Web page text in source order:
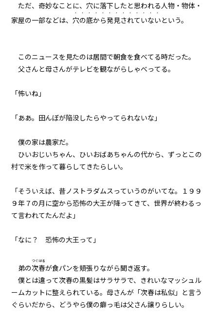
007
Re：Re：７月１９日
夏摩防衛隊
010
011
武器とウサギと大阪弁
012
練習は裏切らないが闇雲な練習は
013
014
７月３１日：商店街
015
ただ、奇妙なことに、穴に落下したと思われる人物・物体・
家屋の一部などは、 穴の底から
・・・・・
発見されていない
・・・・・・・・
という。
このニュースを見たのは居間で朝食を食べてる時だった。
父さんと母さんがテレビを観ながらしゃべってる。
「怖いね」
「ああ。田んぼが陥没したらやってられないな」
僕の家は農家だ。
ひいおじいちゃん、ひいおばあちゃんの代から、ずっとこの
村で米を作って暮らしてきたらしい。
「そういえば、昔ノストラダムスっていうのがいてな。１９９
９年７の月に空から恐怖の大王が降ってきて、世界が終わるっ
て言われてたんだよ」
「なに？ 恐怖の大王って」
弟の次春
つぐはる
が食パンを頬張りながら聞き返す。
僕とは違って次春の黒髪はサラサラで、きれいなマッシュル
ームカットに整えられている。母さんが「次春は私似」と言う
ぐらいだから、どうやら僕の癖っ毛は父さん譲りらしい。